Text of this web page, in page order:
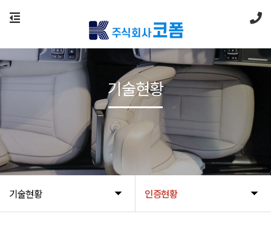
기술현황 인증현황
기술현황